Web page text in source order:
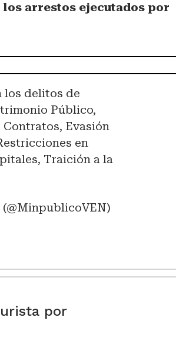
los arrestos ejecutados por
los delitos de
Público,
Evasión
en
Traición a la
por